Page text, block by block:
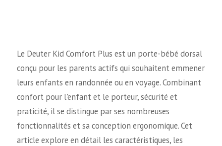
Le Deuter Kid Comfort Plus est un porte-bébé dorsal
conçu pour les parents actifs qui souhaitent emmener
leurs enfants en randonnée ou en voyage. Combinant
confort pour l'enfant et le porteur, sécurité et
praticité, il se distingue par ses nombreuses
fonctionnalités et sa conception ergonomique. Cet
article explore en détail les caractéristiques, les